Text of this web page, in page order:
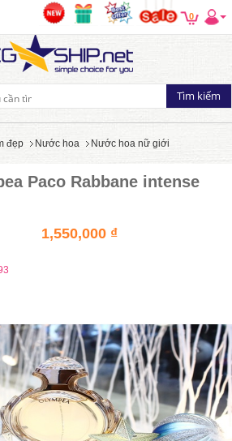
0
đẹp Nước hoa Nước hoa nữ giới
Paco Rabbane intense
1,550,000 ₫